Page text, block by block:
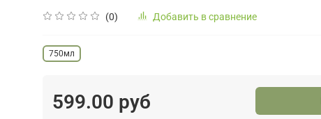
(0) Добавить в сравнение
750мл
599.00 руб